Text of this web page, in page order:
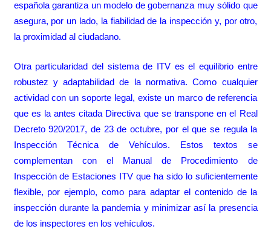
española garantiza un modelo de gobernanza muy sólido que
asegura, por un lado, la fiabilidad de la inspección y, por otro,
la proximidad al ciudadano.
Otra particularidad del sistema de ITV es el equilibrio entre
robustez y adaptabilidad de la normativa. Como cualquier
actividad con un soporte legal, existe un marco de referencia
que es la antes citada Directiva que se transpone en el Real
Decreto 920/2017, de 23 de octubre, por el que se regula la
Inspección Técnica de Vehículos. Estos textos se
complementan con el Manual de Procedimiento de
Inspección de Estaciones ITV que ha sido lo suficientemente
flexible, por ejemplo, como para adaptar el contenido de la
inspección durante la pandemia y minimizar así la presencia
de los inspectores en los vehículos.